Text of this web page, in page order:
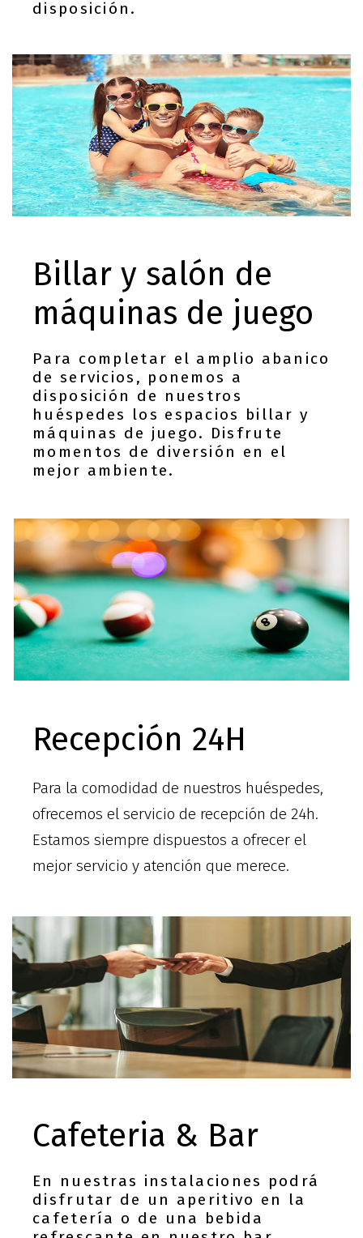
disposición.
Billar y salón de
máquinas de juego
Para completar el amplio abanico
de servicios, ponemos a
disposición de nuestros
huéspedes los espacios billar y
máquinas de juego. Disfrute
momentos de diversión en el
mejor ambiente.
Recepción 24H
Para la comodidad de nuestros huéspedes,
ofrecemos el servicio de recepción de 24h.
Estamos siempre dispuestos a ofrecer el
mejor servicio y atención que merece.
Cafeteria & Bar
En nuestras instalaciones podrá
disfrutar de un aperitivo en la
cafetería o de una bebida